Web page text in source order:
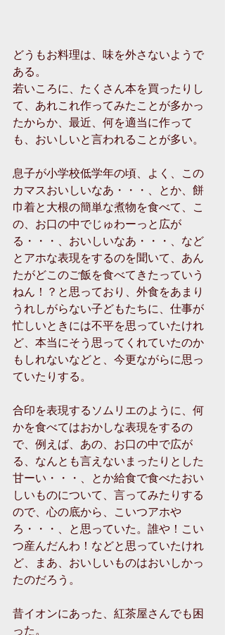
どうもお料理は、味を外さないようで
ある。
若いころに、たくさん本を買ったりし
て、あれこれ作ってみたことが多かっ
たからか、最近、何を適当に作って
も、おいしいと言われることが多い。
息子が小学校低学年の頃、よく、この
カマスおいしいなあ・・・、とか、餅
巾着と大根の簡単な煮物を食べて、こ
の、お口の中でじゅわーっと広が
る・・・、おいしいなあ・・・、など
とアホな表現をするのを聞いて、あん
たがどこのご飯を食べてきたっていう
ねん！？と思っており、外食をあまり
うれしがらない子どもたちに、仕事が
忙しいときには不平を思っていたけれ
ど、本当にそう思ってくれていたのか
もしれないなどと、今更ながらに思っ
ていたりする。
合印を表現するソムリエのように、何
かを食べてはおかしな表現をするの
で、例えば、あの、お口の中で広が
る、なんとも言えないまったりとした
甘ーい・・・、とか給食で食べたおい
しいものについて、言ってみたりする
ので、心の底から、こいつアホや
ろ・・・、と思っていた。誰や！こい
つ産んだんわ！などと思っていたけれ
ど、まあ、おいしいものはおいしかっ
たのだろう。
昔イオンにあった、紅茶屋さんでも困
った。